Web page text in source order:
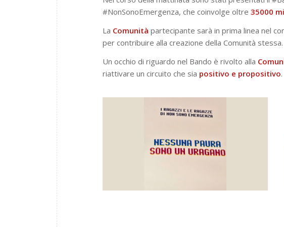
#NonSonoEmergenza, che coinvolge oltre 35000
La Comunità partecipante sarà in prima linea nel
per contribuire alla creazione della Comunità stessa.
Un occhio di riguardo nel Bando è rivolto alla
riattivare un circuito che sia positivo e propositivo.